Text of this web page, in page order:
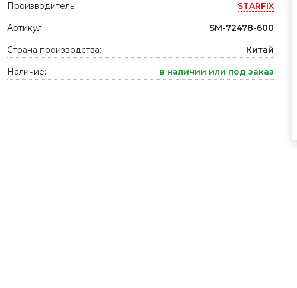
Ниппельные поилки для
свиней
Чашечные поилки
Производитель: STARFIX
Артикул: SM-72478-600
Страна производства: Китай
Наличие: в наличии или под заказ